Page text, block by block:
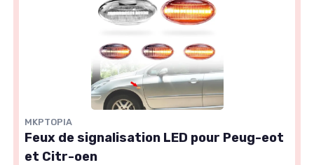
MKPTOPIA
Feux de signalisation LED pour Peug-eot
et Citr-oen